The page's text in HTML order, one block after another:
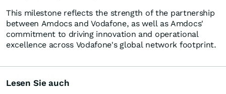
This milestone reflects the strength of the partnership
between Amdocs and Vodafone, as well as Amdocs'
commitment to driving innovation and operational
excellence across Vodafone's global network footprint.
Lesen Sie auch